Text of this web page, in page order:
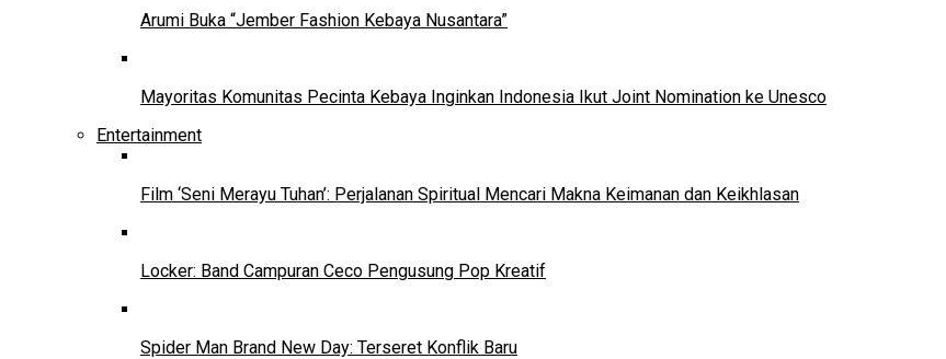
Arumi Buka “Jember Fashion Kebaya Nusantara”
Mayoritas Komunitas Pecinta Kebaya Inginkan Indonesia Ikut Joint Nomination ke Unesco
Entertainment
Film ‘Seni Merayu Tuhan’: Perjalanan Spiritual Mencari Makna Keimanan dan Keikhlasan
Locker: Band Campuran Ceco Pengusung Pop Kreatif
Spider Man Brand New Day: Terseret Konflik Baru